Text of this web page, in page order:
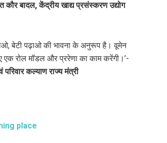
कौर बादल, केंद्रीय खाद्य प्रसंस्करण उद्योग
बेटी पढ़ाओ की भावना के अनुरूप है। वूमेन
रोल मॉडल और प्ररेणा का काम करेंगी।’-
कल्याण राज्य मंत्री
place